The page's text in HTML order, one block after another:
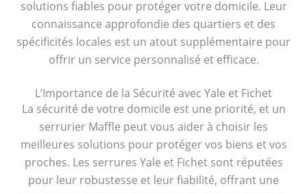
solutions fiables pour protéger votre domicile. Leur
connaissance approfondie des quartiers et des
spécificités locales est un atout supplémentaire pour
offrir un service personnalisé et efficace.
L’Importance de la Sécurité avec Yale et Fichet
La sécurité de votre domicile est une priorité, et un
serrurier Maffle peut vous aider à choisir les
meilleures solutions pour protéger vos biens et vos
proches. Les serrures Yale et Fichet sont réputées
pour leur robustesse et leur fiabilité, offrant une